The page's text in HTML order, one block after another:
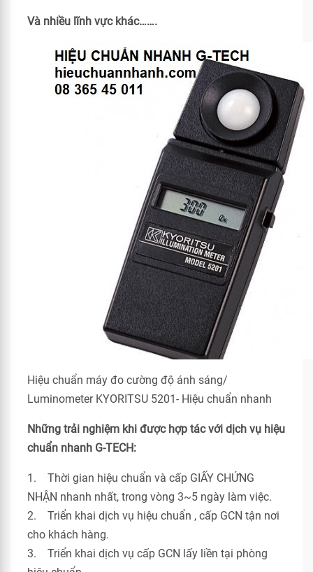
Và nhiều lĩnh vực khác…….
Hiệu chuẩn máy đo cường độ ánh sáng/
Luminometer KYORITSU 5201- Hiệu chuẩn nhanh
Những trải nghiệm khi được hợp tác với dịch vụ hiệu
chuẩn nhanh G-TECH:
1. Thời gian hiệu chuẩn và cấp GIẤY CHỨNG
NHẬN nhanh nhất, trong vòng 3~5 ngày làm việc.
2. Triển khai dịch vụ hiệu chuẩn , cấp GCN tận nơi
cho khách hàng.
3. Triển khai dịch vụ cấp GCN lấy liền tại phòng